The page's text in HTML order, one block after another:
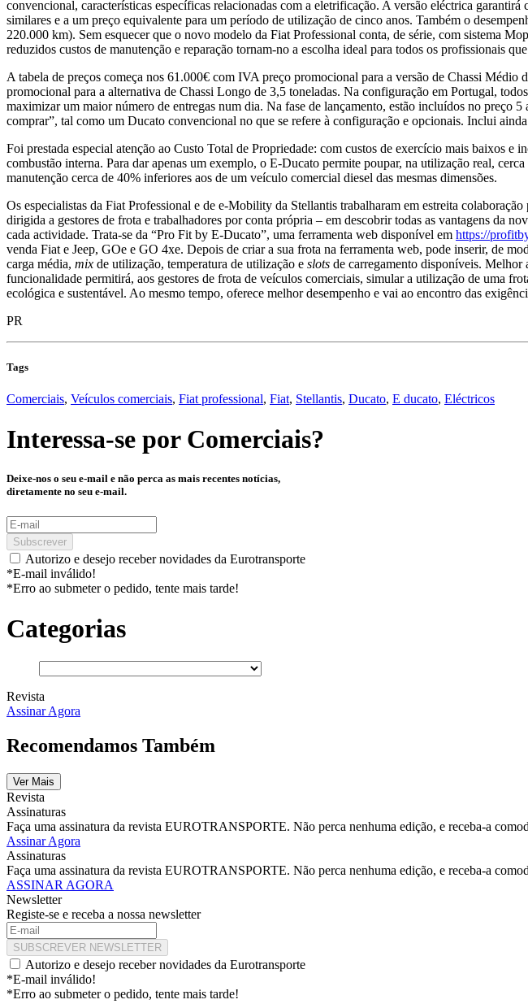
convencional, características específicas relacionadas com a eletrificação. A versão eléctrica
similares e a um preço equivalente para um período de utilização de cinco anos. Também o
220.000 km). Sem esquecer que o novo modelo da Fiat Professional conta, de série, com sistema
reduzidos custos de manutenção e reparação tornam-no a escolha ideal para todos os profissionais
A tabela de preços começa nos 61.000€ com IVA preço promocional para a versão de Chassi
promocional para a alternativa de Chassi Longo de 3,5 toneladas. Na configuração em Portugal,
maximizar um maior número de entregas num dia. Na fase de lançamento, estão incluídos no preço
comprar”, tal como um Ducato convencional no que se refere à configuração e opcionais. Inclui
Foi prestada especial atenção ao Custo Total de Propriedade: com custos de exercício mais baixos
combustão interna. Para dar apenas um exemplo, o E-Ducato permite poupar, na utilização real,
manutenção cerca de 40% inferiores aos de um veículo comercial diesel das mesmas dimensões.
Os especialistas da Fiat Professional e de e-Mobility da Stellantis trabalharam em estreita
dirigida a gestores de frota e trabalhadores por conta própria – em descobrir todas as vantagens da
cada actividade. Trata-se da “Pro Fit by E-Ducato”, uma ferramenta web disponível em https://
venda Fiat e Jeep, GOe e GO 4xe. Depois de criar a sua frota na ferramenta web, pode inserir, de
carga média, mix de utilização, temperatura de utilização e slots de carregamento disponíveis. Melhor
funcionalidade permitirá, aos gestores de frota de veículos comerciais, simular a utilização de uma
ecológica e sustentável. Ao mesmo tempo, oferece melhor desempenho e vai ao encontro das
PR
Tags
Comerciais, Veículos comerciais, Fiat professional, Fiat, Stellantis, Ducato, E ducato, Eléctricos
Interessa-se por Comerciais?
Deixe-nos o seu e-mail e não perca as mais recentes notícias,
diretamente no seu e-mail.
Subscrever
Autorizo e desejo receber novidades da Eurotransporte
*E-mail inválido!
*Erro ao submeter o pedido, tente mais tarde!
Categorias
Revista
Assinar Agora
Recomendamos Também
Ver Mais
Revista
Assinaturas
Faça uma assinatura da revista EUROTRANSPORTE. Não perca nenhuma edição, e receba-a
Assinar Agora
Assinaturas
Faça uma assinatura da revista EUROTRANSPORTE. Não perca nenhuma edição, e receba-a
ASSINAR AGORA
Newsletter
Registe-se e receba a nossa newsletter
SUBSCREVER NEWSLETTER
Autorizo e desejo receber novidades da Eurotransporte
*E-mail inválido!
*Erro ao submeter o pedido, tente mais tarde!